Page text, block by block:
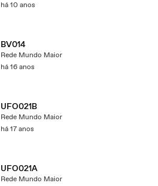
há 10 anos
BV014
Rede Mundo Maior
há 16 anos
UFO021B
Rede Mundo Maior
há 17 anos
UFO021A
Rede Mundo Maior